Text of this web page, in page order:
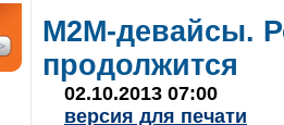
M2M-девайсы.
продолжится
02.10.2013 07:00
версия для печати